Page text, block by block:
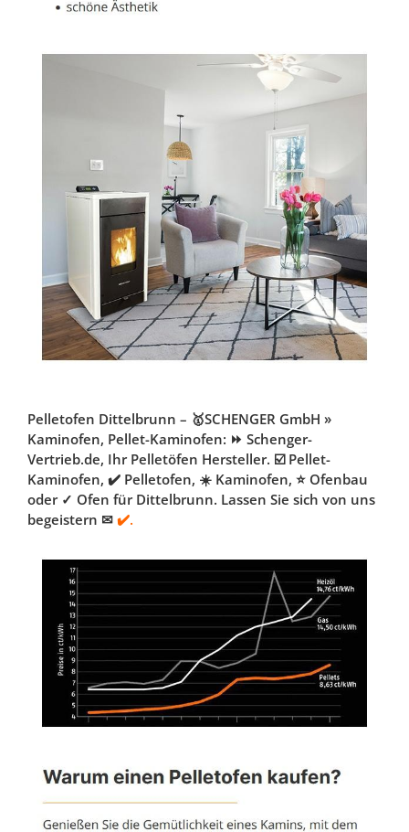
Pelletofen Dittelbrunn – 🥇SCHENGER GmbH »
Kaminofen, Pellet-Kaminofen: ⏩ Schenger-
Vertrieb.de, Ihr Pelletöfen Hersteller. ☑️ Pellet-
Kaminofen, ✔️ Pelletofen, ☀️ Kaminofen, ⭐ Ofenbau
oder ✓ Ofen für Dittelbrunn. Lassen Sie sich von uns
begeistern ✉ ✔️.